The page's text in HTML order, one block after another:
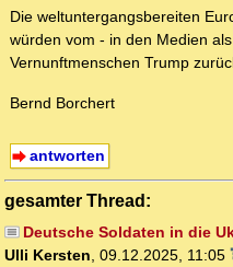
Die weltuntergangsbereiten
würden vom - in den Medien
Vernunftmenschen Trump
Bernd Borchert
antworten
gesamter Thread:
Deutsche Soldaten in die
Ulli Kersten, 09.12.2025, 11:05